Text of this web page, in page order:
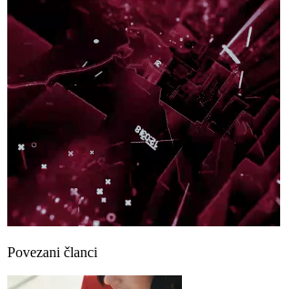
Povezani članci